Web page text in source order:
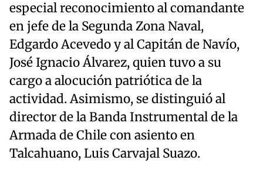
especial reconocimiento al comandante
en jefe de la Segunda Zona Naval,
Edgardo Acevedo y al Capitán de Navío,
José Ignacio Álvarez, quien tuvo a su
cargo a alocución patriótica de la
actividad. Asimismo, se distinguió al
director de la Banda Instrumental de la
Armada de Chile con asiento en
Talcahuano, Luis Carvajal Suazo.